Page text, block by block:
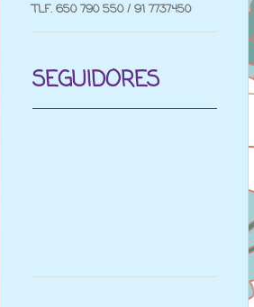
TLF. 650 790 550 / 91 7737450
SEGUIDORES